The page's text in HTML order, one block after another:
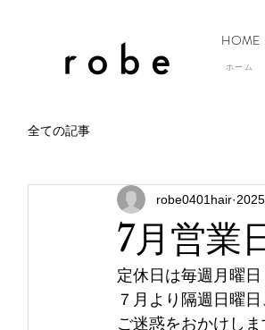
HOME
ホーム
全ての記事
7月営業
robe0401hair
定休日は毎週月曜
７月より隔週日曜
ご迷惑をおかけし